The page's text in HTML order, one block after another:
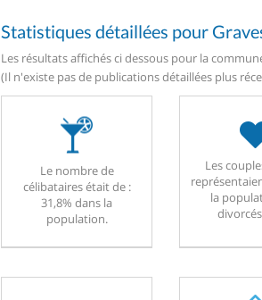
Statistiques détaillées pour
Les résultats affichés ci dessous pour la
(Il n'existe pas de publications détaillées plus
Le nombre de
célibataires était de :
31,8% dans la
population.
Les
la